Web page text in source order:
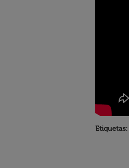
Etiquetas: